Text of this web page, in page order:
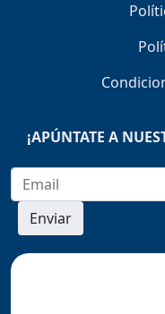
¡APÚNTATE A
Enviar